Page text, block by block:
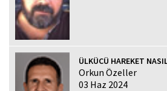
ÜLKÜCÜ HAREKET
Orkun Özeller
03 Haz 2024